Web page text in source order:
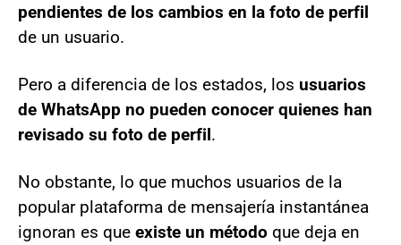
pendientes de los cambios en la foto de perfil
de un usuario.
Pero a diferencia de los estados, los usuarios
de WhatsApp no pueden conocer quienes han
revisado su foto de perfil.
No obstante, lo que muchos usuarios de la
popular plataforma de mensajería instantánea
ignoran es que existe un método que deja en